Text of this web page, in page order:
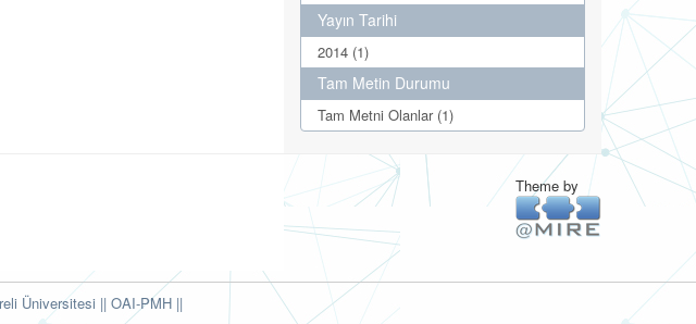
Yayın Tarihi
2014 (1)
Tam Metin Durumu
Tam Metni Olanlar (1)
Theme by
Üniversitesi || OAI-PMH ||